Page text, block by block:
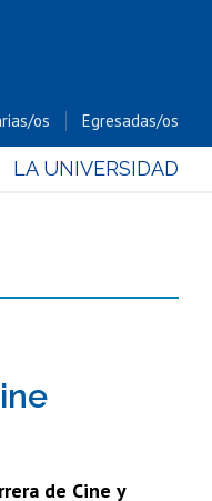
os Egresadas/os
LA UNIVERSIDAD
de Cine y